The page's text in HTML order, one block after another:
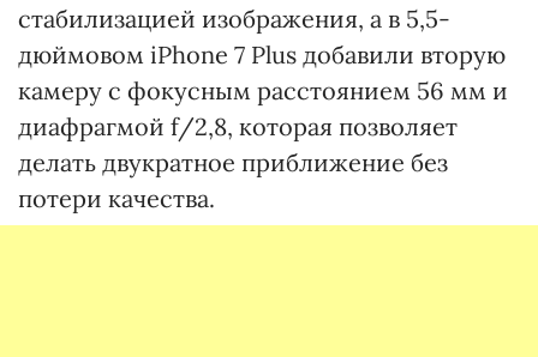
стабилизацией изображения, а в 5,5-
дюймовом iPhone 7 Plus добавили вторую
камеру с фокусным расстоянием 56 мм и
диафрагмой f/2,8, которая позволяет
делать двукратное приближение без
потери качества.